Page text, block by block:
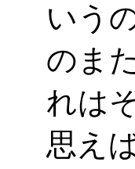
いう
のま
れは
思え